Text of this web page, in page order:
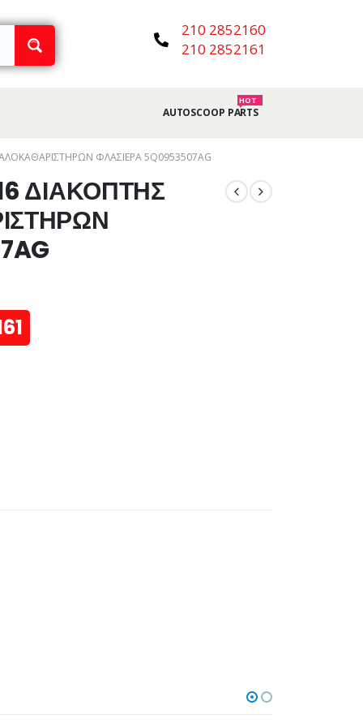
210 2852160
210 2852161
AUTOSCOOP PARTS
HOT
ΦΛΑΣΙΕΡΑ 5Q0953507AG
ΔΙΑΚΟΠΤΗΣ